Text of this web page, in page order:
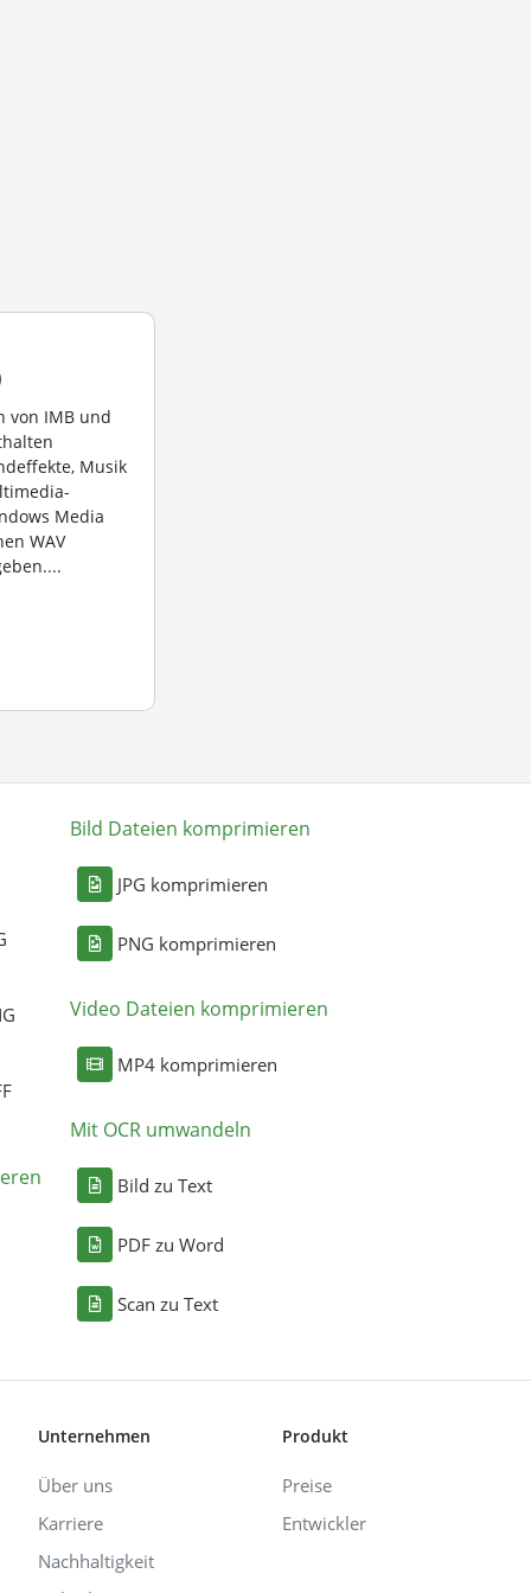
von IMB und
Musik
Media
WAV
Bild Dateien komprimieren
JPG komprimieren
PNG komprimieren
Video Dateien komprimieren
MP4 komprimieren
Mit OCR umwandeln
Bild zu Text
PDF zu Word
Scan zu Text
Unternehmen
Über uns
Karriere
Nachhaltigkeit
Produkt
Preise
Entwickler